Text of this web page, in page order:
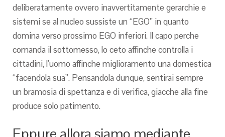
deliberatamente ovvero inavvertitamente gerarchie e
sistemi se al nucleo sussiste un “EGO” in quanto
domina verso prossimo EGO inferiori. Il capo perche
comanda il sottomesso, lo ceto affinche controlla i
cittadini, l’uomo affinche miglioramento una domestica
“facendola sua”. Pensandola dunque, sentirai sempre
un bramosia di spettanza e di verifica, giacche alla fine
produce solo patimento.